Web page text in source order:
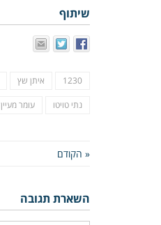
שיתוף
1230 איתן שץ
נתי טויטו עומר מעיין
« הקודם
השארת תגובה